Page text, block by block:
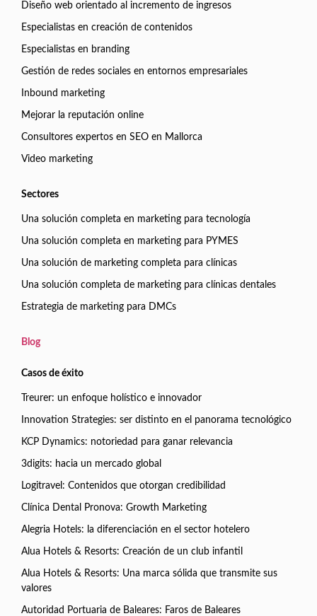
Diseño web orientado al incremento de ingresos
Especialistas en creación de contenidos
Especialistas en branding
Gestión de redes sociales en entornos empresariales
Inbound marketing
Mejorar la reputación online
Consultores expertos en SEO en Mallorca
Video marketing
Sectores
Una solución completa en marketing para tecnología
Una solución completa en marketing para PYMES
Una solución de marketing completa para clínicas
Una solución completa de marketing para clínicas dentales
Estrategia de marketing para DMCs
Blog
Casos de éxito
Treurer: un enfoque holístico e innovador
Innovation Strategies: ser distinto en el panorama tecnológico
KCP Dynamics: notoriedad para ganar relevancia
3digits: hacia un mercado global
Logitravel: Contenidos que otorgan credibilidad
Clínica Dental Pronova: Growth Marketing
Alegria Hotels: la diferenciación en el sector hotelero
Alua Hotels & Resorts: Creación de un club infantil
Alua Hotels & Resorts: Una marca sólida que transmite sus
valores
Autoridad Portuaria de Baleares: Faros de Baleares